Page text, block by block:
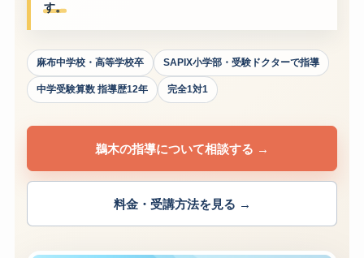
す。
麻布中学校・高等学校卒 SAPIX小学部・受験ドクターで指導
中学受験算数 指導歴12年 完全1対1
鵜木の指導について相談する →
料金・受講方法を見る →